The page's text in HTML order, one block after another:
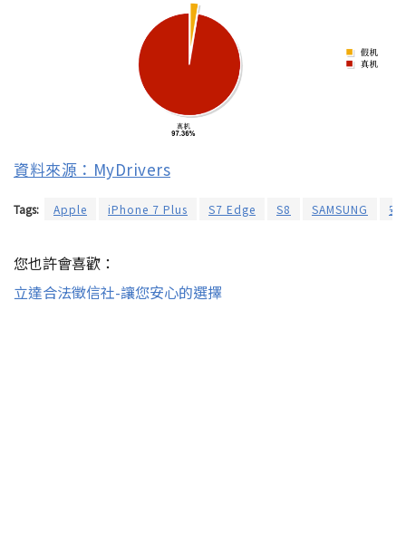
資料來源：MyDrivers
Tags: Apple iPhone 7 Plus S7 Edge S8 SAMSUNG 安
您也許會喜歡：
立達合法徵信社-讓您安心的選擇